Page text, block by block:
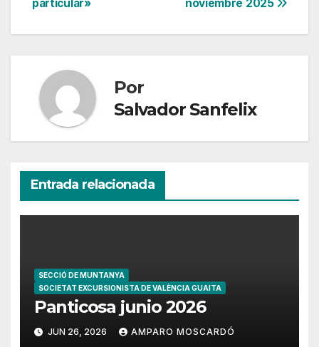
de
noviembre 2025
particular»
Por
Salvador Sanfelix
Entrada relacionada
SECCIÓ DE MUNTANYA
SOCIETAT EXCURSIONISTA DE VALÈNCIA GUAITA
Panticosa junio 2026
JUN 26, 2026 AMPARO MOSCARDÓ